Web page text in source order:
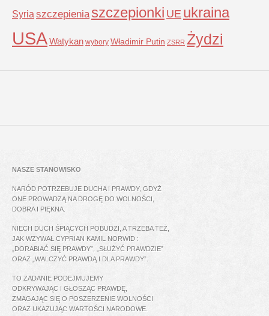
Syria szczepienia szczepionki UE ukraina
USAWatykan wybory Władimir Putin ZSRR Żydzi
NASZE STANOWISKO
NARÓD POTRZEBUJE DUCHA I PRAWDY, GDYŻ
ONE PROWADZĄ NA DROGĘ DO WOLNOŚCI,
DOBRA I PIĘKNA.
NIECH DUCH ŚPIĄCYCH POBUDZI, A TRZEBA TEŻ,
JAK WZYWAŁ CYPRIAN KAMIL NORWID :
„DORABIAĆ SIĘ PRAWDY”, „SŁUŻYĆ PRAWDZIE”
ORAZ „WALCZYĆ PRAWDĄ I DLA PRAWDY”.
TO ZADANIE PODEJMUJEMY
ODKRYWAJĄC I GŁOSZĄC PRAWDĘ,
ZMAGAJĄC SIĘ O POSZERZENIE WOLNOŚCI
ORAZ UKAZUJĄC WARTOŚCI NARODOWE.